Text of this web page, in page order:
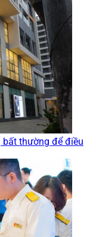
thường để điều